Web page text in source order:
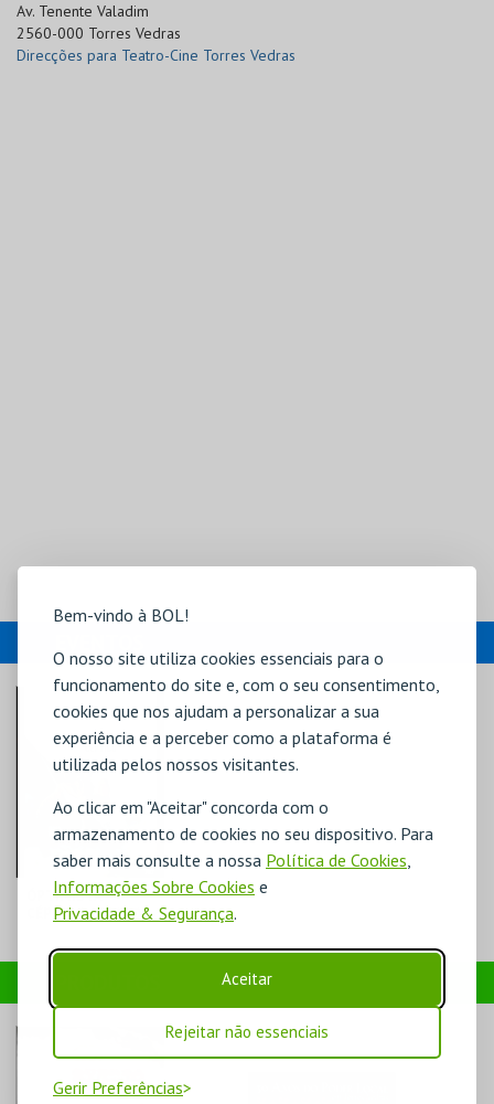
Bem-vindo à BOL!
O nosso site utiliza cookies essenciais para o
funcionamento do site e, com o seu consentimento,
cookies que nos ajudam a personalizar a sua
experiência e a perceber como a plataforma é
utilizada pelos nossos visitantes.
Ao clicar em "Aceitar" concorda com o
armazenamento de cookies no seu dispositivo. Para
saber mais consulte a nossa Política de Cookies
Informações Sobre Cookies e
Privacidade & Segurança.
Aceitar
Rejeitar não essenciais
Gerir Preferências
Av. Tenente Valadim
2560-000 Torres Vedras
Direcções para Teatro-Cine Torres Vedras
ÓPTIMISTA
CÉPTICO - DIOGO
COMPRAR